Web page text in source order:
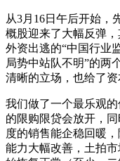
从3月16日午后开始，
概股迎来了大幅反弹
外资出逃的“中国行业
局势中站队不明”的两
清晰的立场，也给了资
我们做了一个最乐观
的限购限贷会放开，
度的销售能企稳回暖
能力大幅改善，土拍